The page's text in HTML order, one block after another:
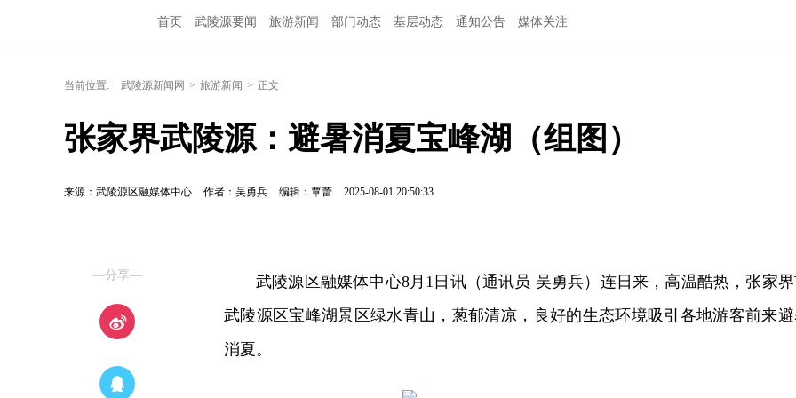
首页 武陵源要闻 旅游新闻 部门动态 基层动态 通知公告 媒体关注
当前位置: 武陵源新闻网 > 旅游新闻 > 正文
张家界武陵源：避暑消夏宝峰湖（组图）
来源：武陵源区融媒体中心 作者：吴勇兵 编辑：覃蕾 2025-08-01 20:50:33
—分享—
武陵源区融媒体中心8月1日讯（通讯员 吴勇兵）连日来，高温酷热，张家
武陵源区宝峰湖景区绿水青山，葱郁清凉，良好的生态环境吸引各地游客前来
消夏。